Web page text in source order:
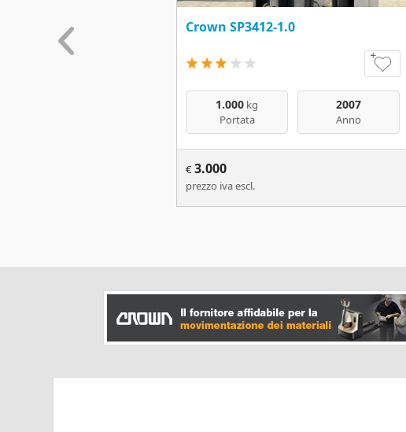
Crown SP3412-1.0
1.000 kg
Portata
2007
Anno
€ 3.000
prezzo iva escl.